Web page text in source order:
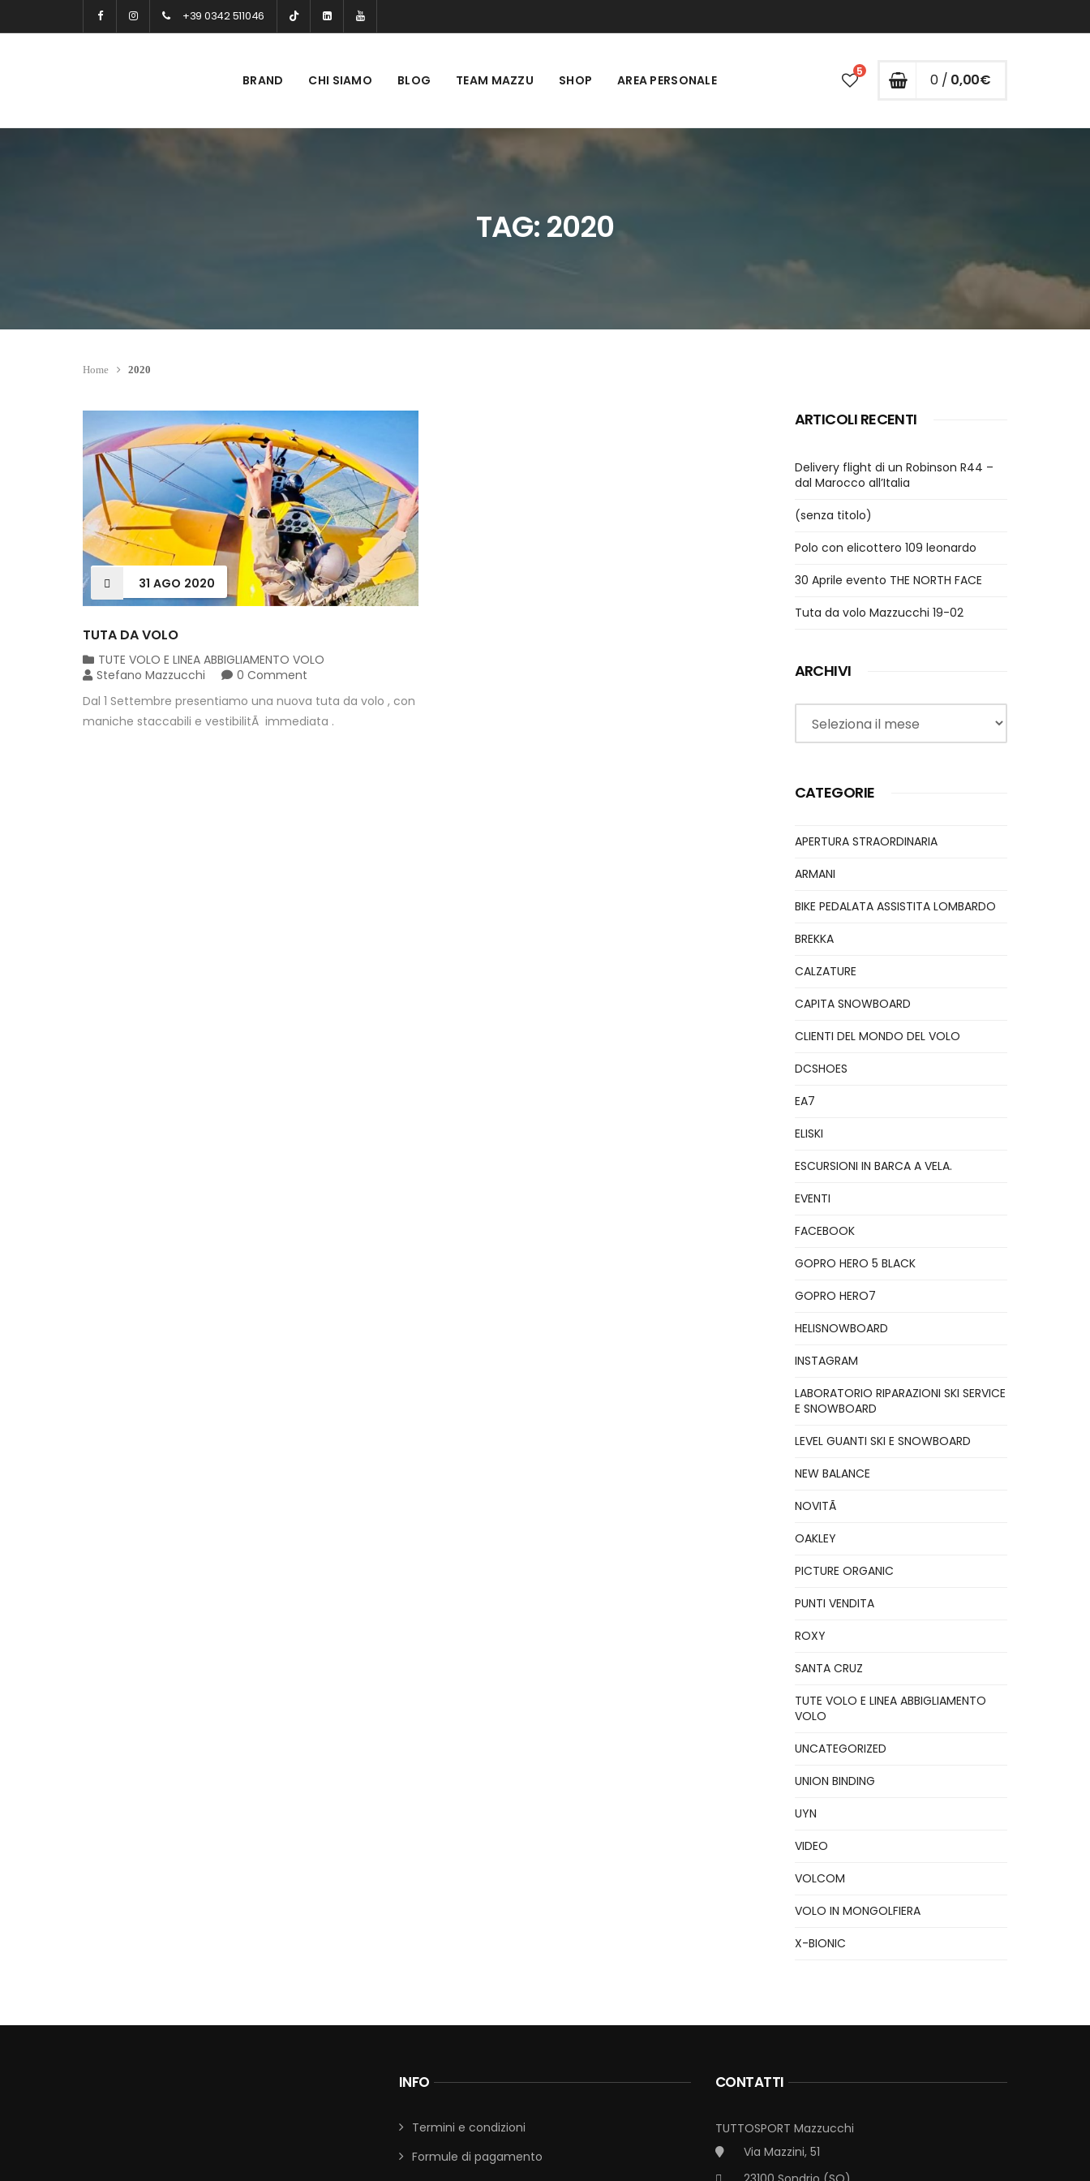
+39 0342 511046
BRAND CHI SIAMO BLOG TEAM MAZZU SHOP AREA PERSONALE
5 0 / 0,00€
TAG:2020
Home 2020
31 AGO 2020
TUTA DA VOLO
TUTE VOLO E LINEA ABBIGLIAMENTO VOLO
Stefano Mazzucchi
0 Comment
Dal 1 Settembre presentiamo una nuova tuta da volo , con
maniche staccabili e vestibilitÃ immediata .
ARTICOLI RECENTI
Delivery flight di un Robinson R44 –
dal Marocco all’Italia
(senza titolo)
Polo con elicottero 109 leonardo
30 Aprile evento THE NORTH FACE
Tuta da volo Mazzucchi 19-02
ARCHIVI
Archivi
CATEGORIE
APERTURA STRAORDINARIA
ARMANI
BIKE PEDALATA ASSISTITA LOMBARDO
BREKKA
CALZATURE
CAPITA SNOWBOARD
CLIENTI DEL MONDO DEL VOLO
DCSHOES
EA7
ELISKI
ESCURSIONI IN BARCA A VELA.
EVENTI
FACEBOOK
GOPRO HERO 5 BLACK
GOPRO HERO7
HELISNOWBOARD
INSTAGRAM
LABORATORIO RIPARAZIONI SKI SERVICE
E SNOWBOARD
LEVEL GUANTI SKI E SNOWBOARD
NEW BALANCE
NOVITÃ
OAKLEY
PICTURE ORGANIC
PUNTI VENDITA
ROXY
SANTA CRUZ
TUTE VOLO E LINEA ABBIGLIAMENTO
VOLO
UNCATEGORIZED
UNION BINDING
UYN
VIDEO
VOLCOM
VOLO IN MONGOLFIERA
X-BIONIC
INFO
Termini e condizioni
Formule di pagamento
CONTATTI
TUTTOSPORT Mazzucchi
Via Mazzini, 51